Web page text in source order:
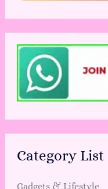
Category List
Gadgets & Lifestyle